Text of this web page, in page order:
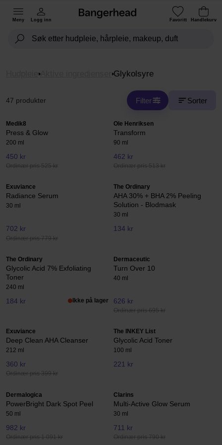
Meny Logg inn Favoritt Handlekurv
Aktive ingredienser Glykolsyre
47 produkter Filter Sorter
Medik8
Press & Glow
200 ml
450 kr
Ordinær pris 525 kr
Ole Henriksen
Transform
90 ml
462 kr
Ordinær pris 513 kr
Exuviance
Radiance Serum
30 ml
702 kr
Ordinær pris 779 kr
The Ordinary
AHA 30% + BHA 2% Peeling
Solution - Blodmask
30 ml
134 kr
The Ordinary
Glycolic Acid 7% Exfoliating
Toner
240 ml
184 kr Ikke på lager
Dermaceutic
Turn Over 10
40 ml
626 kr
Ordinær pris 695 kr
Exuviance
Deep Clean AHA Cleanser
212 ml
360 kr
Ordinær pris 399 kr
The INKEY List
Glycolic Acid Toner
100 ml
221 kr
Dermalogica
PowerBright Dark Spot Peel
50 ml
982 kr
Ordinær pris 1 091 kr
Clarins
Multi-Active Glow Serum
30 ml
711 kr
Ordinær pris 790 kr